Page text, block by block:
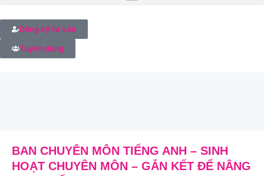
Đăng ký tư vấn
Tuyển dụng
BAN CHUYÊN MÔN TIẾNG ANH – SINH
HOẠT CHUYÊN MÔN – GẮN KẾT ĐỂ NÂNG